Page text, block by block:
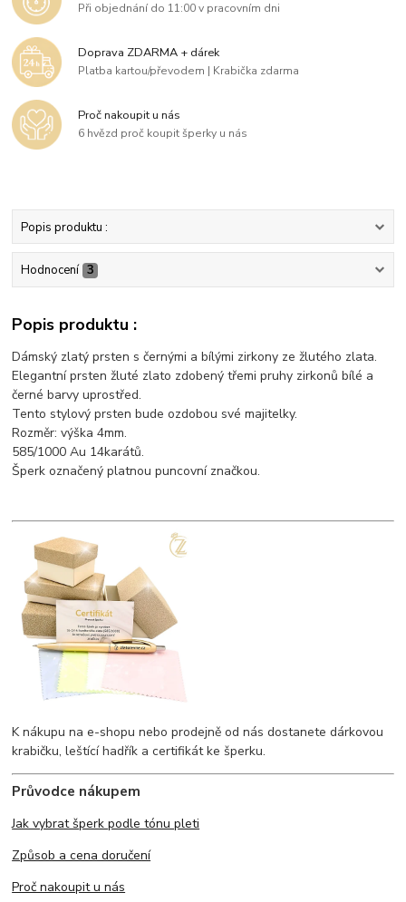
Při objednání do 11:00 v pracovním dni
Doprava ZDARMA + dárek
Platba kartou/převodem | Krabička zdarma
Proč nakoupit u nás
6 hvězd proč koupit šperky u nás
Popis produktu :
Hodnocení 3
Popis produktu :
Dámský zlatý prsten s černými a bílými zirkony ze žlutého zlata.
Elegantní prsten žluté zlato zdobený třemi pruhy zirkonů bílé a
černé barvy uprostřed.
Tento stylový prsten bude ozdobou své majitelky.
Rozměr: výška 4mm.
585/1000 Au 14karátů.
Šperk označený platnou puncovní značkou.
K nákupu na e-shopu nebo prodejně od nás dostanete dárkovou
krabičku, leštící hadřík a certifikát ke šperku.
Průvodce nákupem
Jak vybrat šperk podle tónu pleti
Způsob a cena doručení
Proč nakoupit u nás